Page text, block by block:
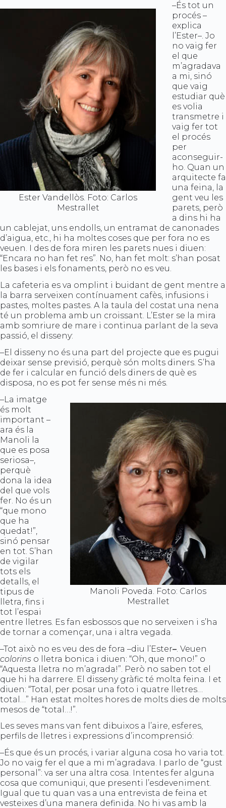
Ester Vandellòs. Foto: Carlos
Mestrallet
–És tot un
procés –
explica
l’Ester–. Jo
no vaig fer
el que
m’agradava
a mi, sinó
que vaig
estudiar què
es volia
transmetre i
vaig fer tot
el procés
per
aconseguir-
ho. Quan un
arquitecte fa
una feina, la
gent veu les
parets, però
a dins hi ha
un cablejat, uns endolls, un entramat de canonades
d’aigua, etc., hi ha moltes coses que per fora no es
veuen. I des de fora miren les parets nues i diuen:
“Encara no han fet res”. No, han fet molt: s’han posat
les bases i els fonaments, però no es veu.
La cafeteria es va omplint i buidant de gent mentre a
la barra serveixen contínuament cafès, infusions i
pastes, moltes pastes. A la taula del costat una nena
té un problema amb un croissant. L’Ester se la mira
amb somriure de mare i continua parlant de la seva
passió, el disseny:
–El disseny no és una part del projecte que es pugui
deixar sense previsió, perquè són molts diners. S’ha
de fer i calcular en funció dels diners de què es
disposa, no es pot fer sense més ni més.
Manoli Poveda. Foto: Carlos
Mestrallet
–La imatge
és molt
important –
ara és la
Manoli la
que es posa
seriosa–,
perquè
dona la idea
del que vols
fer. No és un
“que mono
que ha
quedat!”,
sinó pensar
en tot. S’han
de vigilar
tots els
detalls, el
tipus de
lletra, fins i
tot l’espai
entre lletres. Es fan esbossos que no serveixen i s’ha
de tornar a començar, una i altra vegada.
–Tot això no es veu des de fora –diu l’Ester– . Veuen
colorins o lletra bonica i diuen: “Oh, que mono!” o
“Aquesta lletra no m’agrada!”. Però no saben tot el
que hi ha darrere. El disseny gràfic té molta feina. I et
diuen: “Total, per posar una foto i quatre lletres…
total…” Han estat moltes hores de molts dies de molts
mesos de “total…!”.
Les seves mans van fent dibuixos a l’aire, esferes,
perfils de lletres i expressions d’incomprensió:
–És que és un procés, i variar alguna cosa ho varia tot.
Jo no vaig fer el que a mi m’agradava. I parlo de “gust
personal”: va ser una altra cosa. Intentes fer alguna
cosa que comuniqui, que presenti l’esdeveniment.
Igual que tu quan vas a una entrevista de feina et
vesteixes d’una manera definida. No hi vas amb la